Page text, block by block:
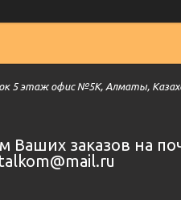
5 этаж офис №5К, Алматы,
Ваших заказов на